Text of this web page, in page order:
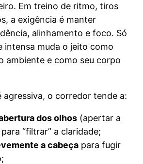
Em treino de ritmo, tiros
a exigência é manter
alinhamento e foco. Só
intensa muda o jeito como
ambiente e como seu corpo
agressiva, o corredor tende a:
dos olhos (apertar a
“filtrar” a claridade;
a cabeça para fugir